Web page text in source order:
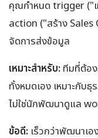
คุณกำหนด trigger ("เ
action ("สร้าง Sales
จัดการส่งข้อมูล
เหมาะสำหรับ: ทีมที่ต้อ
ทั้งหมดเอง เหมาะกับ
ไม่ใช่นักพัฒนาดูแล
ข้อดี: เร็วกว่าพัฒนาเ